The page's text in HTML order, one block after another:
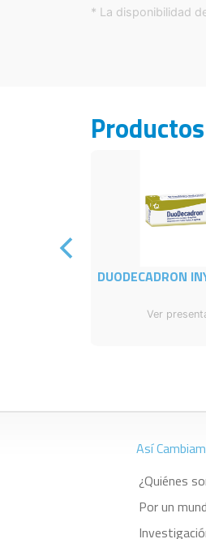
* La disponibilidad
DUODECADRON
Ver
Así
¿Quiénes
Por un